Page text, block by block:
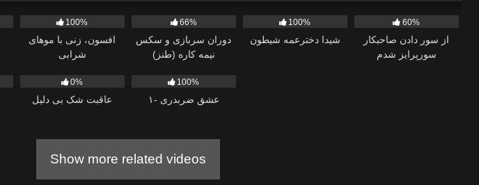
100%
افسون، زنی با موهای
شرابی
66%
دوران سربازی و سکس
نیمه کاره (طنز)
100%
شیدا دخترعمه شیطون
60%
از سور دادن صاحبکار
سورپرایز شدم
0%
عاقبت شک بی دلیل
100%
عشق ضربدری -۱
Show more related videos